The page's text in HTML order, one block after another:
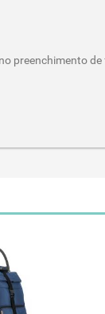
preenchimento